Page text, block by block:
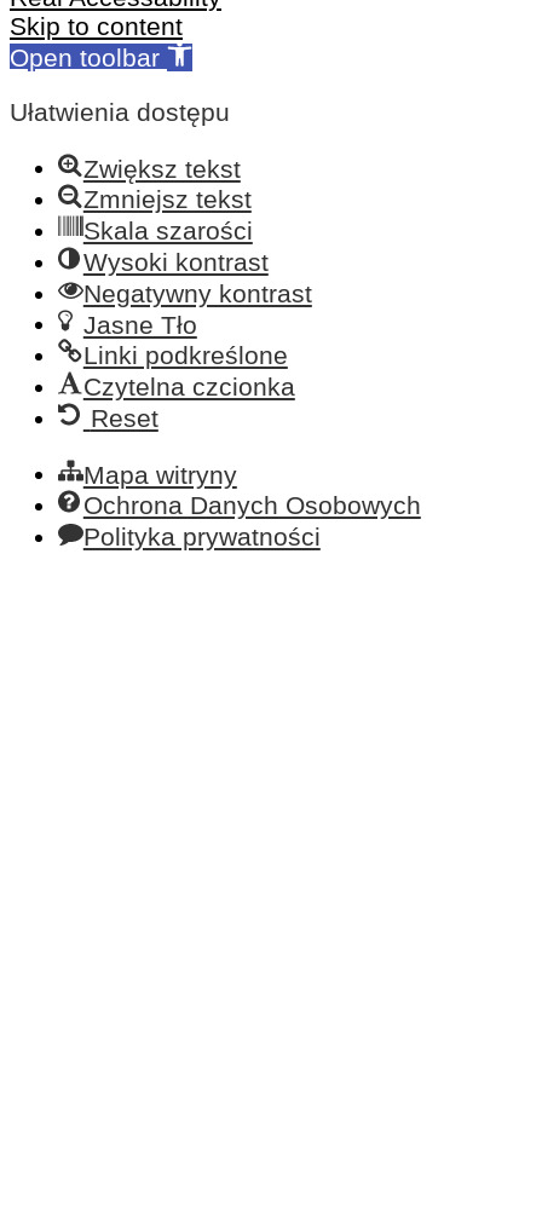
Skip to content
Open toolbar
Ułatwienia dostępu
Zwiększ tekst
Zmniejsz tekst
Skala szarości
Wysoki kontrast
Negatywny kontrast
Jasne Tło
Linki podkreślone
Czytelna czcionka
Reset
Mapa witryny
Ochrona Danych Osobowych
Polityka prywatności